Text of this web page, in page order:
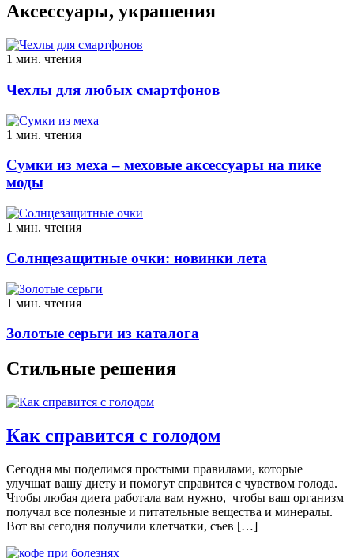
Аксессуары, украшения
1 мин. чтения
Чехлы для любых смартфонов
1 мин. чтения
Сумки из меха – меховые аксессуары на пике
моды
1 мин. чтения
Солнцезащитные очки: новинки лета
1 мин. чтения
Золотые серьги из каталога
Стильные решения
Как справится с голодом
Сегодня мы поделимся простыми правилами, которые
улучшат вашу диету и помогут справится с чувством голода.
Чтобы любая диета работала вам нужно, чтобы ваш организм
получал все полезные и питательные вещества и минералы.
Вот вы сегодня получили клетчатки, съев […]